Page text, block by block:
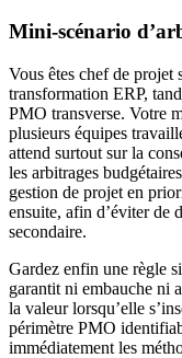
Mini-scénario
Vous êtes chef de projet
transformation ERP,
PMO transverse. Votre
plusieurs équipes
attend surtout sur la
les arbitrages
gestion de projet en
ensuite, afin d’éviter de
secondaire.
Gardez enfin une règle
garantit ni embauche ni
la valeur lorsqu’elle
périmètre PMO
immédiatement les